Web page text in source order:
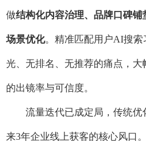
做结构化内容治理、品牌口碑
场景优化。精准匹配用户AI搜
光、无排名、无推荐的痛点，
的出镜率与可信度。
流量迭代已成定局，传统优
来3年企业线上获客的核心风口